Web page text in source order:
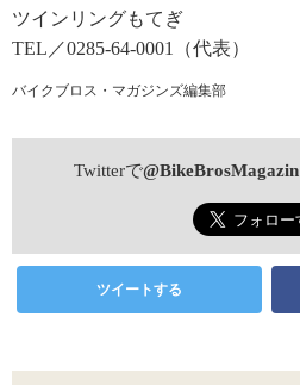
ツインリングもてぎ
TEL／0285-64-0001（代表）
バイクブロス・マガジンズ編集部
Twitterで@BikeBrosMagazin
ツイートする